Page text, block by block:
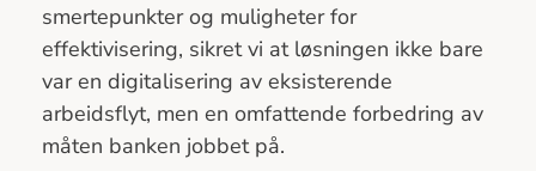
smertepunkter og muligheter for
effektivisering, sikret vi at løsningen ikke bare
var en digitalisering av eksisterende
arbeidsflyt, men en omfattende forbedring av
måten banken jobbet på.